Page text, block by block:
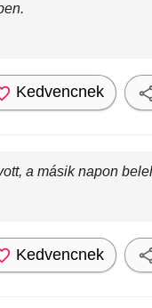
Kedvencnek
a másik napon
Kedvencnek